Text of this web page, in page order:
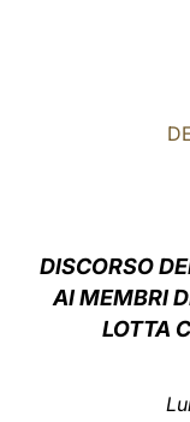
DISCORSO
AI MEMBRI
LOTTA